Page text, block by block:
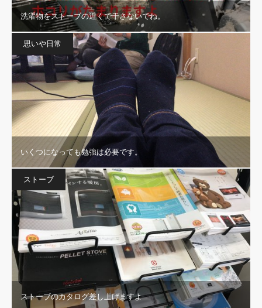
洗濯物をストーブの近くで干さないでね。
思いや日常
いくつになっても勉強は必要です。
ストーブ
ストーブのカタログ差し上げますよ